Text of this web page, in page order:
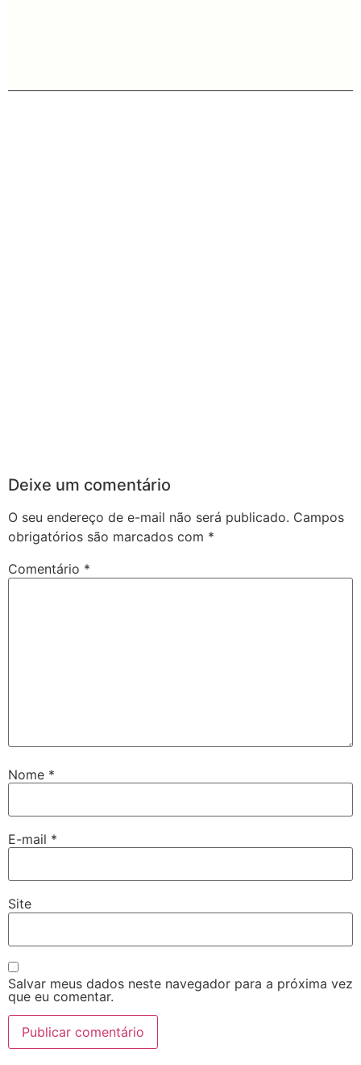
Deixe um comentário
O seu endereço de e-mail não será publicado. Campos
obrigatórios são marcados com *
Comentário *
Nome *
E-mail *
Site
Salvar meus dados neste navegador para a próxima vez
que eu comentar.